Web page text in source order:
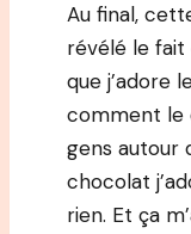
Au final,
révélé le fait
que j’adore
comment le
gens autour
chocolat
rien. Et ça